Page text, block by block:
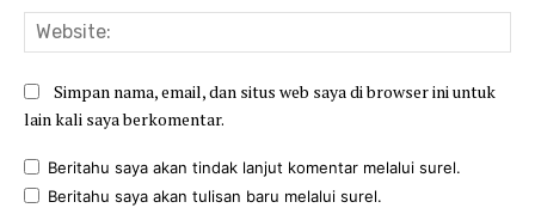
Simpan nama, email, dan situs web saya di browser ini untuk
lain kali saya berkomentar.
Beritahu saya akan tindak lanjut komentar melalui surel.
Beritahu saya akan tulisan baru melalui surel.